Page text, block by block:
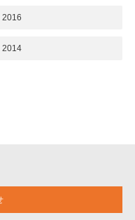
2016
2014